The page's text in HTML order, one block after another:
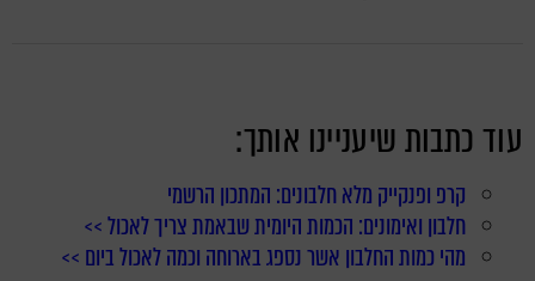
עוד כתבות שיעניינו אותך:
קרפ ופנקייק מלא חלבונים: המתכון הרשמי
חלבון ואימונים: הכמות היומית שבאמת צריך לאכול >>
מהי כמות החלבון אשר נספג בארוחה וכמה לאכול ביום >>